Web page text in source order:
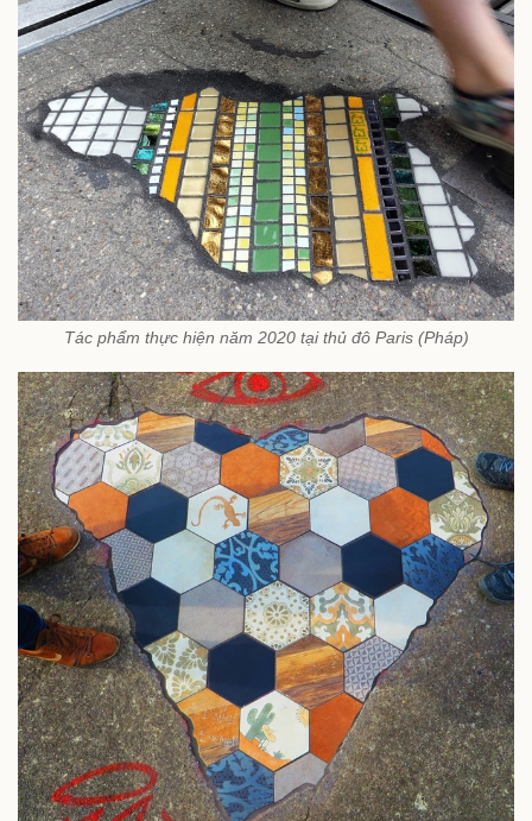
Tác phẩm thực hiện năm 2020 tại thủ đô Paris (Pháp)